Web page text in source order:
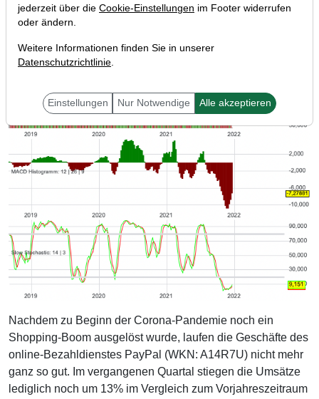
Nachdem zu Beginn der Corona-Pandemie noch ein
Shopping-Boom ausgelöst wurde, laufen die Geschäfte des
online-Bezahldienstes PayPal (WKN: A14R7U) nicht mehr
ganz so gut. Im vergangenen Quartal stiegen die Umsätze
lediglich noch um 13% im Vergleich zum Vorjahreszeitraum
jederzeit über die Cookie-Einstellungen im Footer widerrufen
oder ändern.
Weitere Informationen finden Sie in unserer
Datenschutzrichtlinie.
Einstellungen Nur Notwendige Alle akzeptieren